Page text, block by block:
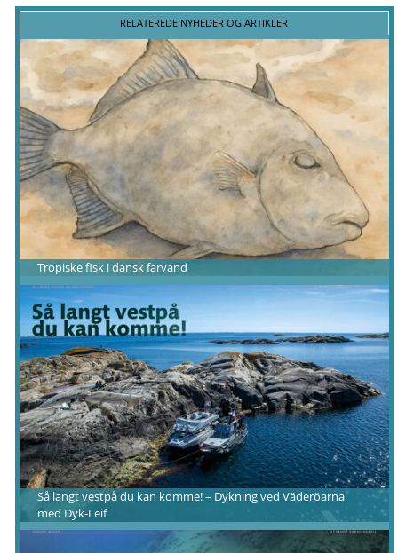
RELATEREDE NYHEDER OG ARTIKLER
Tropiske fisk i dansk farvand
Så langt vestpå du kan komme! – Dykning ved Väderöarna
med Dyk-Leif